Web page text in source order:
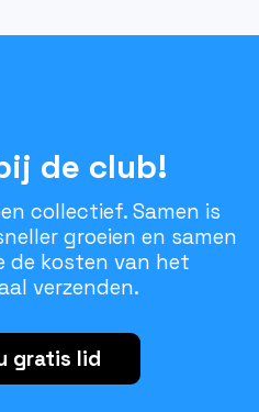
de club!
collectief. Samen is
groeien en samen
de kosten van het
verzenden.
gratis lid